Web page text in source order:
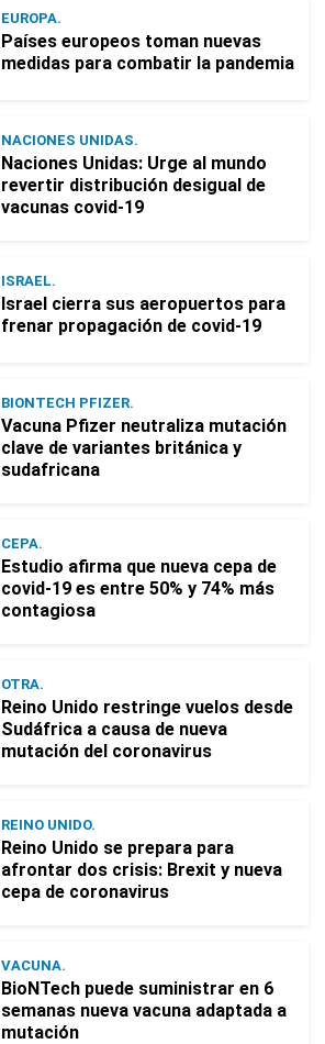
EUROPA.
Países europeos toman nuevas
medidas para combatir la pandemia
NACIONES UNIDAS.
Naciones Unidas: Urge al mundo
revertir distribución desigual de
vacunas covid-19
ISRAEL.
Israel cierra sus aeropuertos para
frenar propagación de covid-19
BIONTECH PFIZER.
Vacuna Pfizer neutraliza mutación
clave de variantes británica y
sudafricana
CEPA.
Estudio afirma que nueva cepa de
covid-19 es entre 50% y 74% más
contagiosa
OTRA.
Reino Unido restringe vuelos desde
Sudáfrica a causa de nueva
mutación del coronavirus
REINO UNIDO.
Reino Unido se prepara para
afrontar dos crisis: Brexit y nueva
cepa de coronavirus
VACUNA.
BioNTech puede suministrar en 6
semanas nueva vacuna adaptada a
mutación